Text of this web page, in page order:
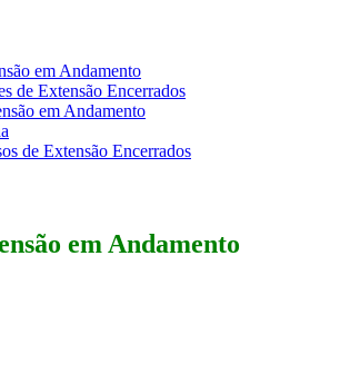
em Andamento
de Extensão Encerrados
em Andamento
de Extensão Encerrados
em Andamento